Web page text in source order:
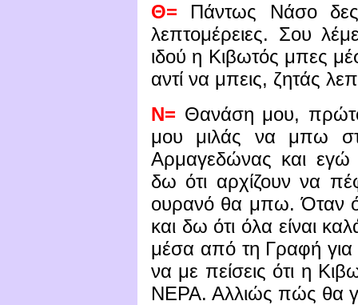
Θ= Πάντως Νάσο
λεπτομέρειες. Σου
ιδού η Κιβωτός μπες
αντί να μπεις, ζητάς
Ν= Θανάση μου,
μου μιλάς να μπω
Αρμαγεδώνας και
δω ότι αρχίζουν να
ουρανό θα μπω. Όταν
και δω ότι όλα είναι
μέσα από τη Γραφή για
να με πείσεις ότι η
ΝΕΡΑ. Αλλιώς πώς θα